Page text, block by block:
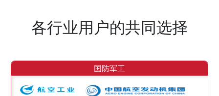
各行业用户的共同选择
国防军工